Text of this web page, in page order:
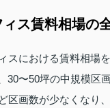
ス賃料相場の
スにおける賃料相場
30〜50坪の中規模区
区画数が少なくなり